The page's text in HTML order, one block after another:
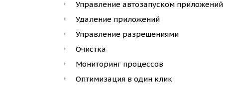
Управление автозапуском приложений
Удаление приложений
Управление разрешениями
Очистка
Мониторинг процессов
Оптимизация в один клик